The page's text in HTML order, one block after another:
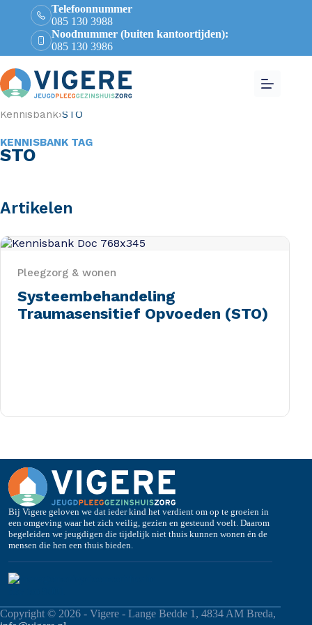
Telefoonnummer
085 130 3988
Noodnummer (buiten kantoortijden):
085 130 3986
Kennisbank›STO
KENNISBANK TAG
STO
Artikelen
Pleegzorg & wonen
Systeembehandeling
Traumasensitief Opvoeden (STO)
Bij Vigere geloven we dat ieder kind het verdient om op te groeien in
een omgeving waar het zich veilig, gezien en gesteund voelt. Daarom
begeleiden we jeugdigen die tijdelijk niet thuis kunnen wonen én de
mensen die hen een thuis bieden.
Copyright © 2026 - Vigere - Lange Bedde 1, 4834 AM Breda,